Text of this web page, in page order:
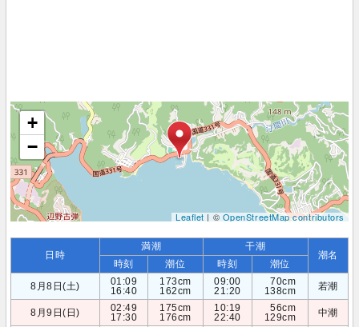
+
−
Leaflet| ©OpenStreetMap contributors
日時
満潮 干潮
潮名
時刻 潮位 時刻
潮位
8月8日(土)
01:09
16:40
173cm
162cm
09:00
21:20
70cm
138cm
若潮
8月9日(日)
02:49
17:30
175cm
176cm
10:19
22:40
56cm
129cm
中潮